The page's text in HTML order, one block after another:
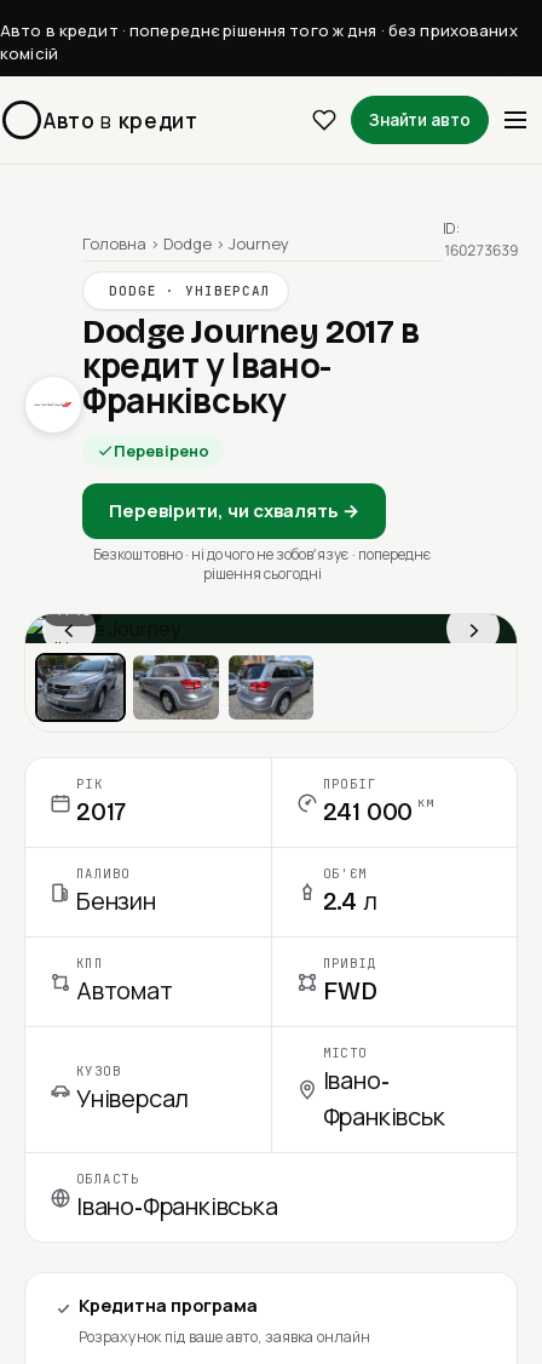
Авто в кредит · попереднє рішення того ж дня · без прихованих
комісій
Авто в кредит Знайти авто
Головна › Dodge › Journey
DODGE · УНІВЕРСАЛ
Dodge Journey 2017 в
кредит у Івано-
Франківську
Перевірено
Перевірити, чи схвалять →
Безкоштовно · ні до чого не зобовʼязує · попереднє
рішення сьогодні
ID:
160273639
‹ ›
1 / 13
Ціна в місяць
РІК
2017
ПРОБІГ
241 000 км
ПАЛИВО
Бензин
ОБ'ЄМ
2.4 л
КПП
Автомат
ПРИВІД
FWD
КУЗОВ
Універсал
МІСТО
Івано-
Франківськ
ОБЛАСТЬ
Івано-Франківська
Кредитна програма
Розрахунок під ваше авто, заявка онлайн